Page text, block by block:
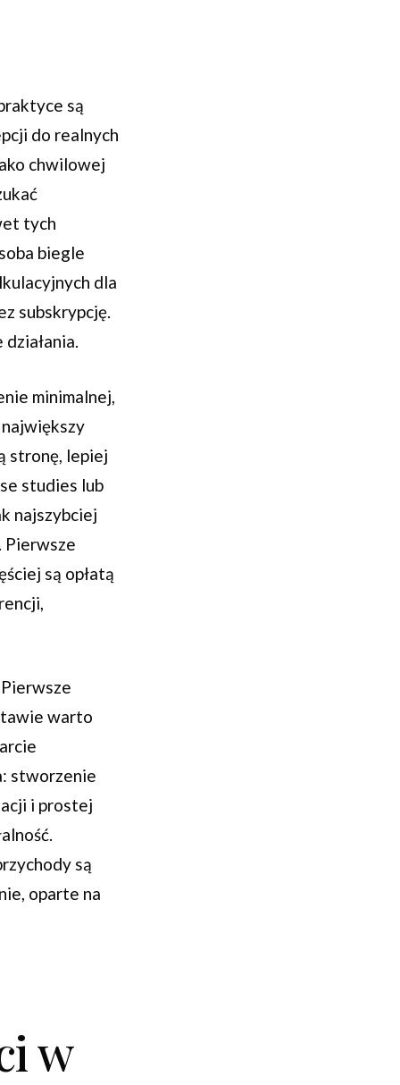
są
do realnych
chwilowej
tych
biegle
dla
subskrypcję.
minimalnej,
stronę, lepiej
studies lub
najszybciej
Pierwsze
są opłatą
warto
stworzenie
i prostej
są
oparte na
w